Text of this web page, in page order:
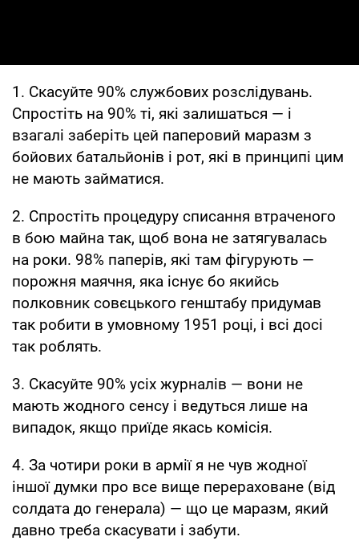
1. Скасуйте 90% службових розслідувань.
Спростіть на 90% ті, які залишаться — і
взагалі заберіть цей паперовий маразм з
бойових батальйонів і рот, які в принципі цим
не мають займатися.
2. Спростіть процедуру списання втраченого
в бою майна так, щоб вона не затягувалась
на роки. 98% паперів, які там фігурують —
порожня маячня, яка існує бо якийсь
полковник совєцького генштабу придумав
так робити в умовному 1951 році, і всі досі
так роблять.
3. Скасуйте 90% усіх журналів — вони не
мають жодного сенсу і ведуться лише на
випадок, якщо приїде якась комісія.
4. За чотири роки в армії я не чув жодної
іншої думки про все вище перераховане (від
солдата до генерала) — що це маразм, який
давно треба скасувати і забути.